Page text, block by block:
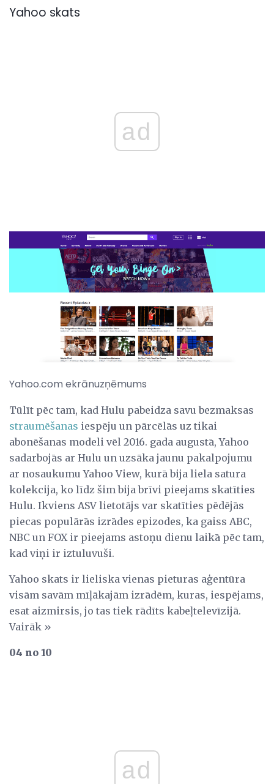
Yahoo skats
ad
Yahoo.com ekrānuzņēmums
Tūlīt pēc tam, kad Hulu pabeidza savu bezmaksas
straumēšanas iespēju un pārcēlās uz tikai
abonēšanas modeli vēl 2016. gada augustā, Yahoo
sadarbojās ar Hulu un uzsāka jaunu pakalpojumu
ar nosaukumu Yahoo View, kurā bija liela satura
kolekcija, ko līdz šim bija brīvi pieejams skatīties
Hulu. Ikviens ASV lietotājs var skatīties pēdējās
piecas populārās izrādes epizodes, ka gaiss ABC,
NBC un FOX ir pieejams astoņu dienu laikā pēc tam,
kad viņi ir iztuluvuši.
Yahoo skats ir lieliska vienas pieturas aģentūra
visām savām mīļākajām izrādēm, kuras, iespējams,
esat aizmirsis, jo tas tiek rādīts kabeļtelevīzijā.
Vairāk »
04 no 10
ad